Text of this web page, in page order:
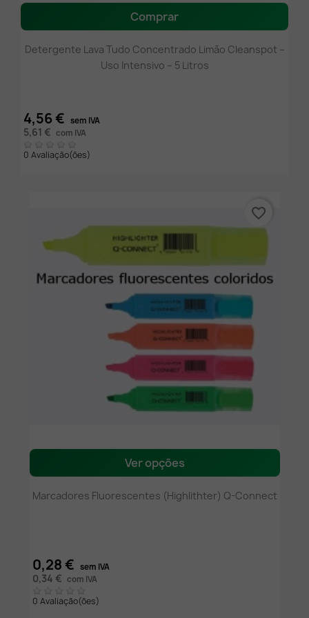
Comprar
Detergente Lava Tudo Concentrado Limão Cleanspot –
Uso Intensivo – 5 Litros
4,56 € sem IVA
5,61 € com IVA
0 Avaliação(ões)
Ver opções
Marcadores Fluorescentes (Highlithter) Q-Connect
0,28 € sem IVA
0,34 € com IVA
0 Avaliação(ões)
favorite_border